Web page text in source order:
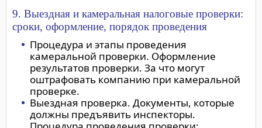
9. Выездная и камеральная налоговые проверки:
сроки, оформление, порядок проведения
Процедура и этапы проведения
камеральной проверки. Оформление
результатов проверки. За что могут
оштрафовать компанию при камеральной
проверке.
Выездная проверка. Документы, которые
должны предъявить инспекторы.